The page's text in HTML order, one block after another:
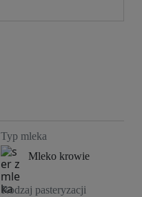
płatności
Typ mleka
Mleko krowie
Rodzaj pasteryzacji